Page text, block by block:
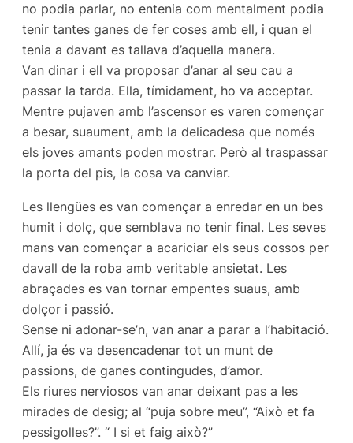
no podia parlar, no entenia com mentalment podia
tenir tantes ganes de fer coses amb ell, i quan el
tenia a davant es tallava d’aquella manera.
Van dinar i ell va proposar d’anar al seu cau a
passar la tarda. Ella, tímidament, ho va acceptar.
Mentre pujaven amb l’ascensor es varen començar
a besar, suaument, amb la delicadesa que només
els joves amants poden mostrar. Però al traspassar
la porta del pis, la cosa va canviar.
Les llengües es van començar a enredar en un bes
humit i dolç, que semblava no tenir final. Les seves
mans van començar a acariciar els seus cossos per
davall de la roba amb veritable ansietat. Les
abraçades es van tornar empentes suaus, amb
dolçor i passió.
Sense ni adonar-se’n, van anar a parar a l’habitació.
Allí, ja és va desencadenar tot un munt de
passions, de ganes contingudes, d’amor.
Els riures nerviosos van anar deixant pas a les
mirades de desig; al “puja sobre meu”, “Això et fa
pessigolles?”. “ I si et faig això?”